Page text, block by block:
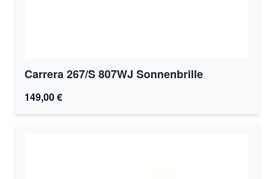
Carrera 267/S 807WJ Sonnenbrille
149,00 €